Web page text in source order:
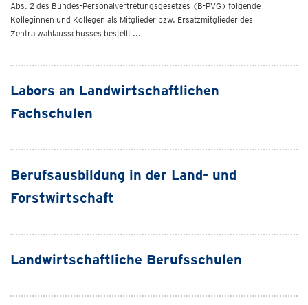
Abs. 2 des Bundes-Personalvertretungsgesetzes (B-PVG) folgende
Kolleginnen und Kollegen als Mitglieder bzw. Ersatzmitglieder des
Zentralwahlausschusses bestellt ...
Labors an Landwirtschaftlichen
Fachschulen
Berufsausbildung in der Land- und
Forstwirtschaft
Landwirtschaftliche Berufsschulen